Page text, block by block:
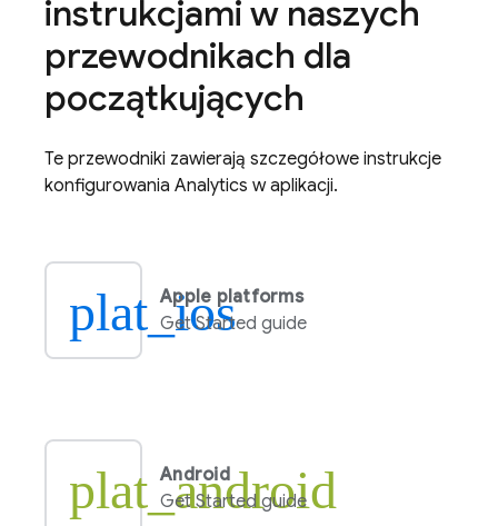
instrukcjami w naszych
przewodnikach dla
początkujących
Te przewodniki zawierają szczegółowe instrukcje
konfigurowania Analytics w aplikacji.
plat_ios
Apple platforms
Get Started guide
plat_android
Android
Get Started guide